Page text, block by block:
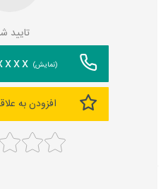
تایید
(نمایش)
افزودن به